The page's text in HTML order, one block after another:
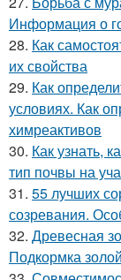
Информация о
28. Как
их свойства
29. Как
условиях. Как
химреактивов
30. Как узнать,
тип почвы на
31. 55 лучших
созревания.
32. Древесная
Подкормка золой